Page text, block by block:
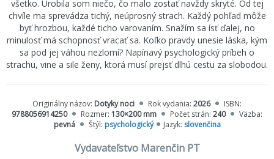
všetko. Urobila som niečo, čo malo zostať navždy skryté. Od tej
chvíle ma sprevádza tichý, neúprosný strach. Každý pohľad môže
byť hrozbou, každé ticho varovaním. Snažím sa ísť ďalej, no
minulosť má schopnosť vracať sa. Koľko pravdy unesie láska, kým
sa pod jej váhou nezlomí? Napínavý psychologický príbeh o
strachu, vine a sile ženy, ktorá musí prejsť dlhú cestu za slobodou.
Originálny názov: Dotyky noci Rok vydania: 2026
ISBN:
9788056914250
Rozmer: 130×200 mm Počet strán: 240
Väzba:
pevná
Štýl: psychologický Jazyk: slovenčina
Vydavateľstvo Marenčin PT